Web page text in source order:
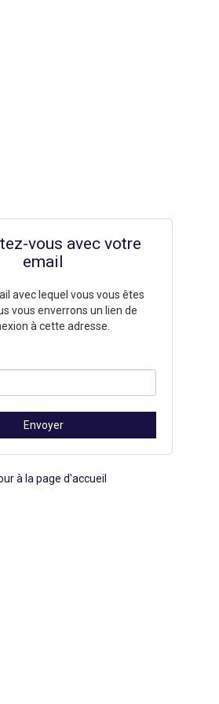
vous avec votre
email
avec lequel vous vous êtes
vous enverrons un lien de
à cette adresse.
à la page d'accueil